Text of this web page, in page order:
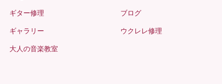
ギター修理
ギャラリー
大人の音楽教室
ブログ
ウクレレ修理